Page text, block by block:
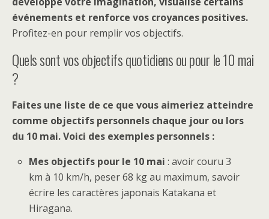
événements et renforce vos croyances positives.
Profitez-en pour remplir vos objectifs.
Quels sont vos objectifs quotidiens ou pour le 10 mai
?
Faites une liste de ce que vous aimeriez atteindre
comme objectifs personnels chaque jour ou lors
du 10 mai. Voici des exemples personnels :
Mes objectifs pour le 10 mai: avoir couru 3
km à 10 km/h, peser 68 kg au maximum, savoir
écrire les caractères japonais Katakana et
Hiragana.